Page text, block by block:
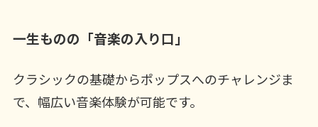
一生ものの「音楽の入り口」
クラシックの基礎からポップスへのチャレンジま
で、幅広い音楽体験が可能です。